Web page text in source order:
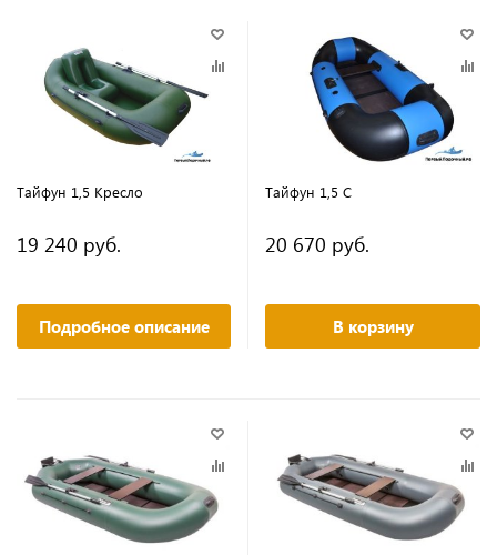
Тайфун 1,5 Кресло
19 240 руб.
Подробное описание
Тайфун 1,5 С
20 670 руб.
В корзину